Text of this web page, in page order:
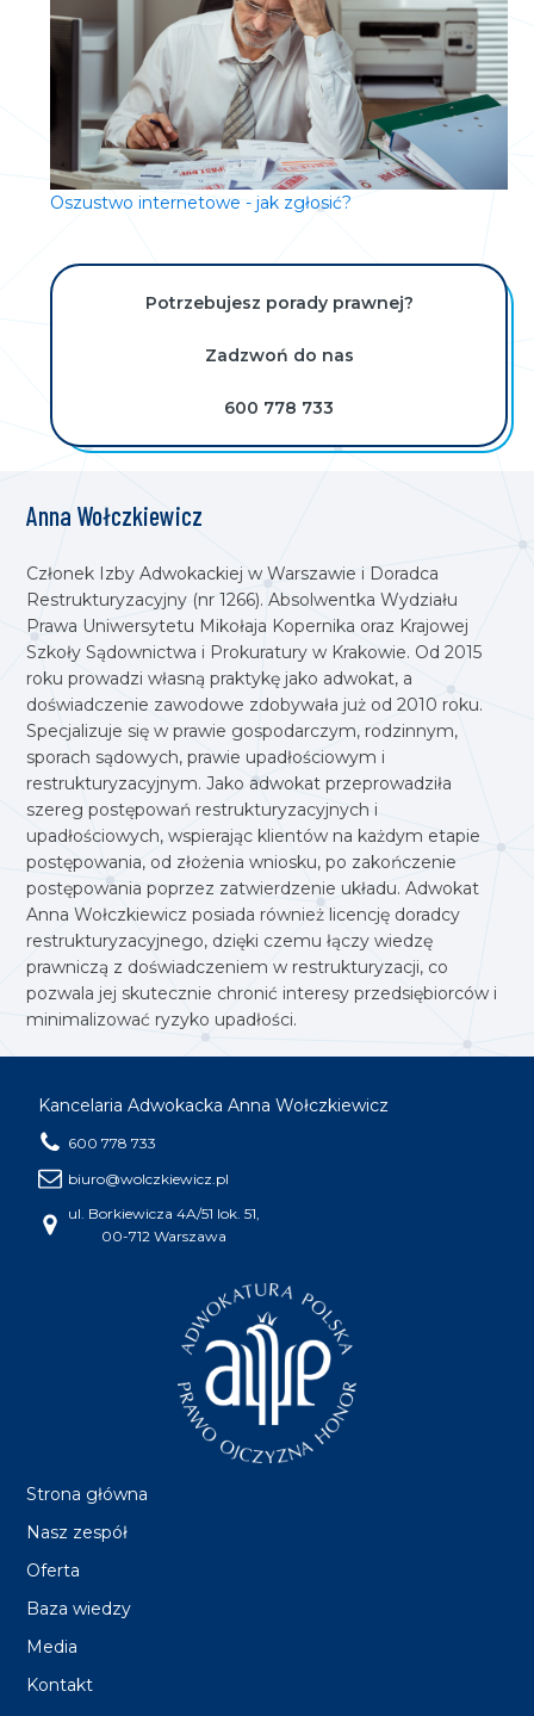
Oszustwo internetowe - jak zgłosić?
Potrzebujesz porady prawnej?
Zadzwoń do nas
600 778 733
Anna Wołczkiewicz
Członek Izby Adwokackiej w Warszawie i Doradca
Restrukturyzacyjny (nr 1266). Absolwentka Wydziału
Prawa Uniwersytetu Mikołaja Kopernika oraz Krajowej
Szkoły Sądownictwa i Prokuratury w Krakowie. Od 2015
roku prowadzi własną praktykę jako adwokat, a
doświadczenie zawodowe zdobywała już od 2010 roku.
Specjalizuje się w prawie gospodarczym, rodzinnym,
sporach sądowych, prawie upadłościowym i
restrukturyzacyjnym. Jako adwokat przeprowadziła
szereg postępowań restrukturyzacyjnych i
upadłościowych, wspierając klientów na każdym etapie
postępowania, od złożenia wniosku, po zakończenie
postępowania poprzez zatwierdzenie układu. Adwokat
Anna Wołczkiewicz posiada również licencję doradcy
restrukturyzacyjnego, dzięki czemu łączy wiedzę
prawniczą z doświadczeniem w restrukturyzacji, co
pozwala jej skutecznie chronić interesy przedsiębiorców i
minimalizować ryzyko upadłości.
Strona główna
Nasz zespół
Oferta
Baza wiedzy
Media
Kontakt
Kancelaria Adwokacka Anna Wołczkiewicz
600 778 733
biuro@wolczkiewicz.pl
ul. Borkiewicza 4A/51 lok. 51,
00-712 Warszawa